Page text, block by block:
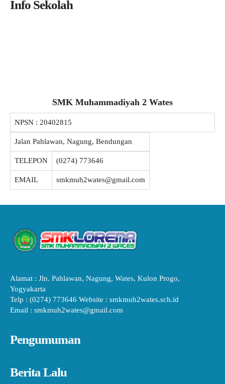
Info Sekolah
SMK Muhammadiyah 2 Wates
NPSN : 20402815
Jalan Pahlawan, Nagung, Bendungan
TELEPON (0274) 773646
EMAIL smkmuh2wates@gmail.com
Alamat : Jln. Pahlawan, Nagung, Wates, Kulon Progo,
Yogyakarta
Telp : (0274) 773646 Website : smkmuh2wates.sch.id
Email : smkmuh2wates@gmail.com
Pengumuman
Berita Lalu